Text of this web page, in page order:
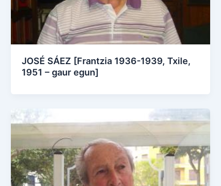
JOSÉ SÁEZ [Frantzia 1936-1939, Txile,
1951 – gaur egun]